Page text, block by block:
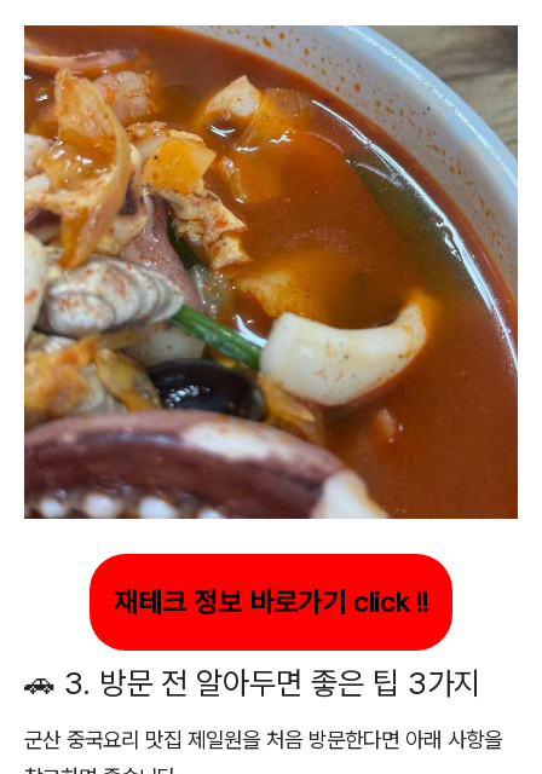
재테크 정보 바로가기 click !!
🚗 3. 방문 전 알아두면 좋은 팁 3가지
군산 중국요리 맛집 제일원을 처음 방문한다면 아래 사항을